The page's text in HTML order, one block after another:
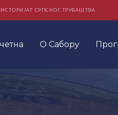
ИСТОРИЈАТ СРПСКОГ ТРУБАШТВА
О Сабору